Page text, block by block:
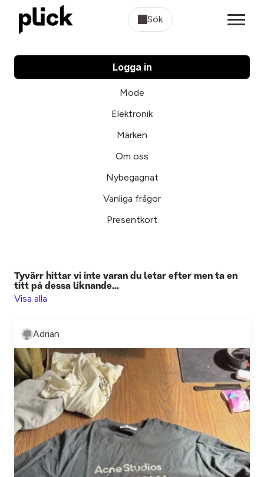
Sök
Logga in
Mode
Elektronik
Märken
Om oss
Nybegagnat
Vanliga frågor
Presentkort
Tyvärr hittar vi inte varan du letar efter men ta en
titt på dessa liknande...
Visa alla
Adrian